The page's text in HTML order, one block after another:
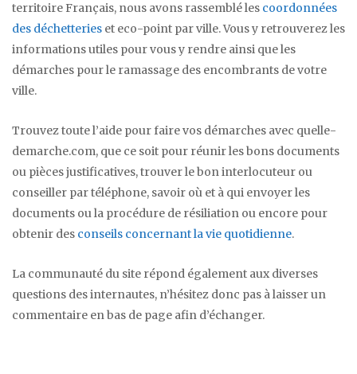
territoire Français, nous avons rassemblé les coordonnées
des déchetteries et eco-point par ville. Vous y retrouverez les
informations utiles pour vous y rendre ainsi que les
démarches pour le ramassage des encombrants de votre
ville.
Trouvez toute l’aide pour faire vos démarches avec quelle-
demarche.com, que ce soit pour réunir les bons documents
ou pièces justificatives, trouver le bon interlocuteur ou
conseiller par téléphone, savoir où et à qui envoyer les
documents ou la procédure de résiliation ou encore pour
obtenir des conseils concernant la vie quotidienne.
La communauté du site répond également aux diverses
questions des internautes, n’hésitez donc pas à laisser un
commentaire en bas de page afin d’échanger.